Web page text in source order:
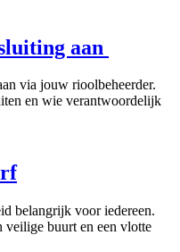
aan
via jouw rioolbeheerder.
en wie verantwoordelijk
belangrijk voor iedereen.
veilige buurt en een vlotte